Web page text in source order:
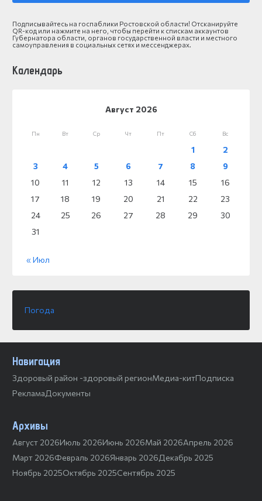
Подписывайтесь на госпаблики Ростовской области! Отсканируйте
QR-код или нажмите на него, чтобы перейти к спискам аккаунтов
Губернатора области, органов государственной власти и местного
самоуправления в социальных сетях и мессенджерах.
Календарь
Август 2026
Пн Вт Ср Чт Пт Сб Вс
1
2
3
4 5 6 7 8
9
10
11 12 13 14 15
16
17
18 19 20 21 22
23
24
25 26 27 28 29
30
31
« Июл
Погода
Навигация
Здоровый район -здоровый регионМедиа-китПодписка
РекламаДокументы
Архивы
Август 2026Июль 2026Июнь 2026Май 2026Апрель 2026
Март 2026Февраль 2026Январь 2026Декабрь 2025
Ноябрь 2025Октябрь 2025Сентябрь 2025